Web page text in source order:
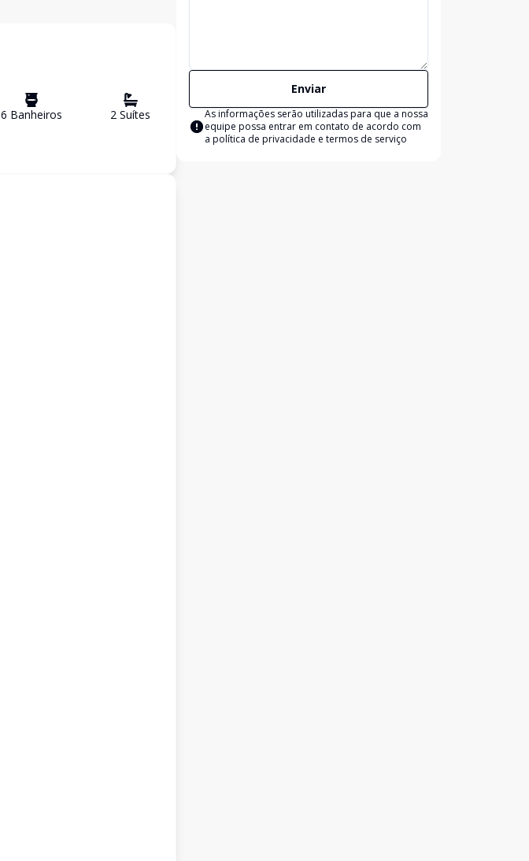
6 Banheiros 2 Suítes
Enviar
As informações serão utilizadas para que a nossa
equipe possa entrar em contato de acordo com
a política de privacidade e termos de serviço